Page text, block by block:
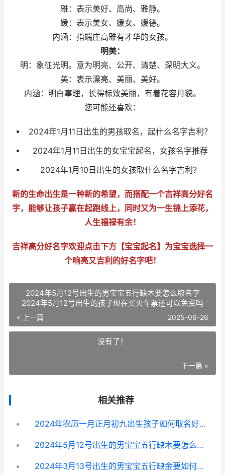
雅：表示美好、高尚、雅静。
媛：表示美女、媛女、媛德。
内涵：指端庄高雅有才华的女孩。
明美：
明：象征光明。意为明亮、公开、清楚、深明大义。
美：表示漂亮、美丽、美好。
内涵：明白事理，长得标致美丽，有着花容月貌。
您可能还喜欢：
2024年1月11日出生的男孩取名，起什么名字吉利？
2024年1月11日出生的女宝宝起名，女孩名字推荐
2024年1月10日出生的女孩取什么名字吉利？
新的生命出生是一种新的希望，而搭配一个吉祥高分好名
字，能够让孩子赢在起跑线上，同时又为一生锦上添花，
人生福禄有余！
吉祥高分好名字欢迎点击下方【宝宝起名】为宝宝选择一
个响亮又吉利的好名字吧！
2024年5月12号出生的男宝宝五行缺木要怎么取名字
2024年5月12号出生的孩子现在买火车票还可以免费吗
« 上一篇 2025-06-26
没有了！
下一篇 »
相关推荐
2024年农历一月正月初九出生孩子如何取名好听 2024年农历一月十七是什么命
2024年5月12号出生的男宝宝五行缺木要怎么取名字 2024年5月12号出生的孩子现在买火车票还可以免费吗
2024年3月13号出生的男宝宝五行缺金要如何取名字 2024年3月13日是什么星座的